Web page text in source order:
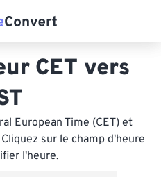
CET vers
European Time (CET) et
sur le champ d'heure
l'heure.